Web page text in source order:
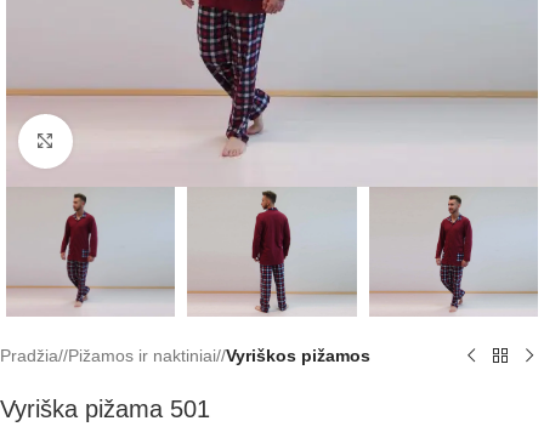
Padidinti
Pradžia/ Pižamos ir naktiniai/ Vyriškos pižamos
Vyriška pižama 501